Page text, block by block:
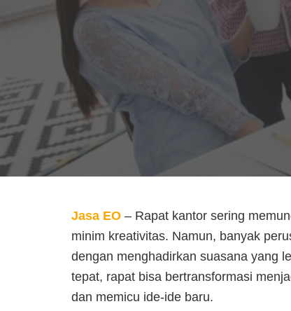
Jasa EO – Rapat kantor sering
minim kreativitas. Namun, banyak
dengan menghadirkan suasana yang
tepat, rapat bisa bertransformasi
dan memicu ide-ide baru.